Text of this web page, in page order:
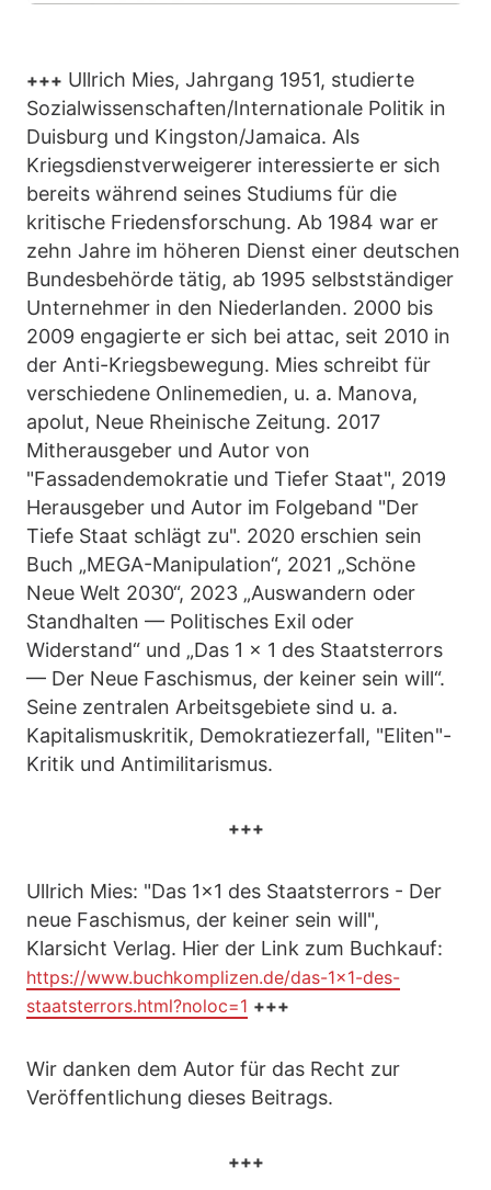
+++ Ullrich Mies, Jahrgang 1951, studierte
Sozialwissenschaften/Internationale Politik in
Duisburg und Kingston/Jamaica. Als
Kriegsdienstverweigerer interessierte er sich
bereits während seines Studiums für die
kritische Friedensforschung. Ab 1984 war er
zehn Jahre im höheren Dienst einer deutschen
Bundesbehörde tätig, ab 1995 selbstständiger
Unternehmer in den Niederlanden. 2000 bis
2009 engagierte er sich bei attac, seit 2010 in
der Anti-Kriegsbewegung. Mies schreibt für
verschiedene Onlinemedien, u. a. Manova,
apolut, Neue Rheinische Zeitung. 2017
Mitherausgeber und Autor von
"Fassadendemokratie und Tiefer Staat", 2019
Herausgeber und Autor im Folgeband "Der
Tiefe Staat schlägt zu". 2020 erschien sein
Buch „MEGA-Manipulation“, 2021 „Schöne
Neue Welt 2030“, 2023 „Auswandern oder
Standhalten — Politisches Exil oder
Widerstand“ und „Das 1 x 1 des Staatsterrors
— Der Neue Faschismus, der keiner sein will“.
Seine zentralen Arbeitsgebiete sind u. a.
Kapitalismuskritik, Demokratiezerfall, "Eliten"-
Kritik und Antimilitarismus.
+++
Ullrich Mies: "Das 1x1 des Staatsterrors - Der
neue Faschismus, der keiner sein will",
Klarsicht Verlag. Hier der Link zum Buchkauf:
https://www.buchkomplizen.de/das-1x1-des-
staatsterrors.html?noloc=1 +++
Wir danken dem Autor für das Recht zur
Veröffentlichung dieses Beitrags.
+++